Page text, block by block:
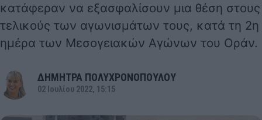
κατάφεραν να εξασφαλίσουν μια θέση στους
τελικούς των αγωνισμάτων τους, κατά τη 2η
ημέρα των Μεσογειακών Αγώνων του Οράν.
ΔΗΜΗΤΡΑ ΠΟΛΥΧΡΟΝΟΠΟΥΛΟΥ
02 Ιουλίου 2022, 15:15